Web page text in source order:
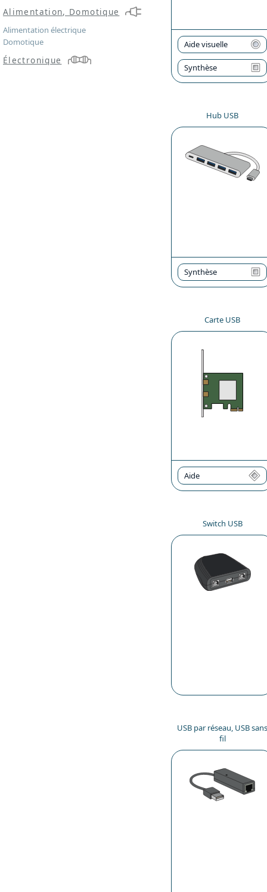
Aide visuelle
Synthèse
Hub USB
Synthèse
Carte USB
Aide
Switch USB
USB par réseau, USB
fil
Alimentation, Domotique
Alimentation électrique
Domotique
Électronique